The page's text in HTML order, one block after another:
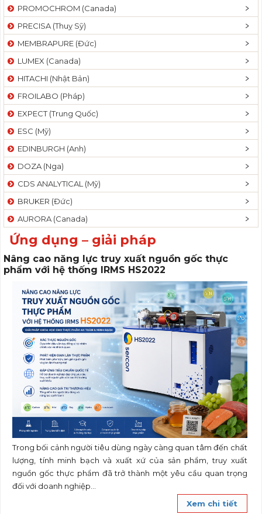
PROMOCHROM (Canada)
PRECISA (Thuỵ Sỹ)
MEMBRAPURE (Đức)
LUMEX (Canada)
HITACHI (Nhật Bản)
FROILABO (Pháp)
EXPECT (Trung Quốc)
ESC (Mỹ)
EDINBURGH (Anh)
DOZA (Nga)
CDS ANALYTICAL (Mỹ)
BRUKER (Đức)
AURORA (Canada)
Ứng dụng – giải pháp
Nâng cao năng lực truy xuất nguồn gốc thực
phẩm với hệ thống IRMS HS2022
Trong bối cảnh người tiêu dùng ngày càng quan tâm đến chất
lượng, tính minh bạch và xuất xứ của sản phẩm, truy xuất
nguồn gốc thực phẩm đã trở thành một yêu cầu quan trọng
đối với doanh nghiệp...
Xem chi tiết